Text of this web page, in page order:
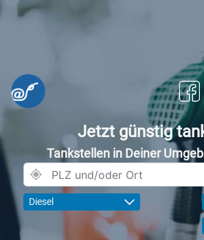
Jetzt günstig
Tankstellen in Deiner
Diesel